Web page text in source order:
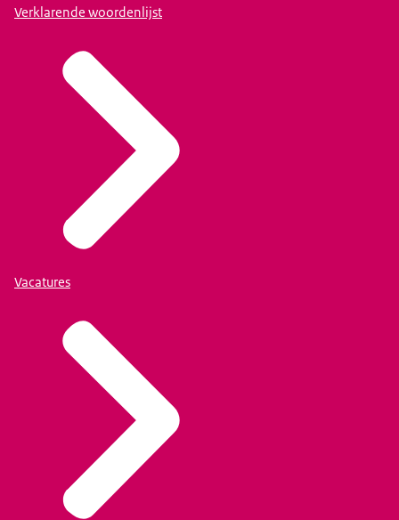
Verklarende woordenlijst
Vacatures